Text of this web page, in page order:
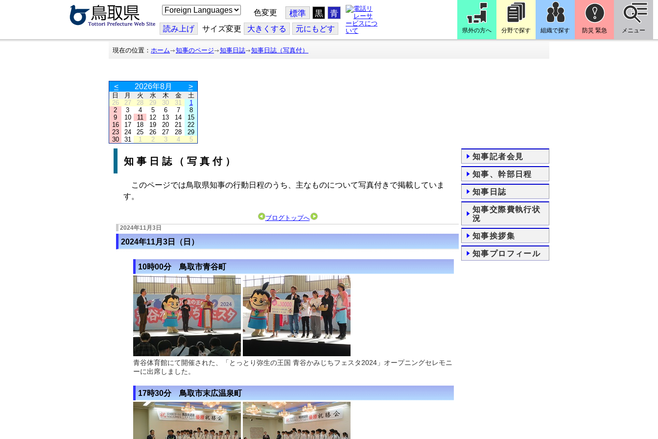
こ
の
ジ
を
翻
色変更 標準 黒 青
読み上げ サイズ変更 大きくする 元にもどす 県外の方へ 分野で探す 組織で探す 防災 緊急 メニュー
現在の位置： ホーム 知事のページ 知事日誌 知事日誌（写真付）
< 2026年8月 >
日 月 火 水 木 金
土
26
27 28 29 30 31
1
2
3 4 5 6 7
8
9
10 11 12 13 14
15
16
17 18 19 20 21
22
23
24 25 26 27 28
29
30
31 1 2 3 4 5
知事日誌（写真付）
このページでは鳥取県知事の行動日程のうち、主なものについて写真付きで掲載していま
す。
ブログトップへ
2024年11月3日
2024年11月3日（日）
10時00分 鳥取市青谷町
青谷体育館にて開催された、「とっとり弥生の王国 青谷かみじちフェスタ2024」オープニングセレモニ
ーに出席しました。
17時30分 鳥取市末広温泉町
知事記者会見
知事、幹部日程
知事日誌
知事交際費執行状
況
知事挨拶集
知事プロフィール